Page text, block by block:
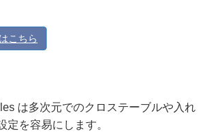
こちら
は多次元でのクロステーブルや入れ
定を容易にします。